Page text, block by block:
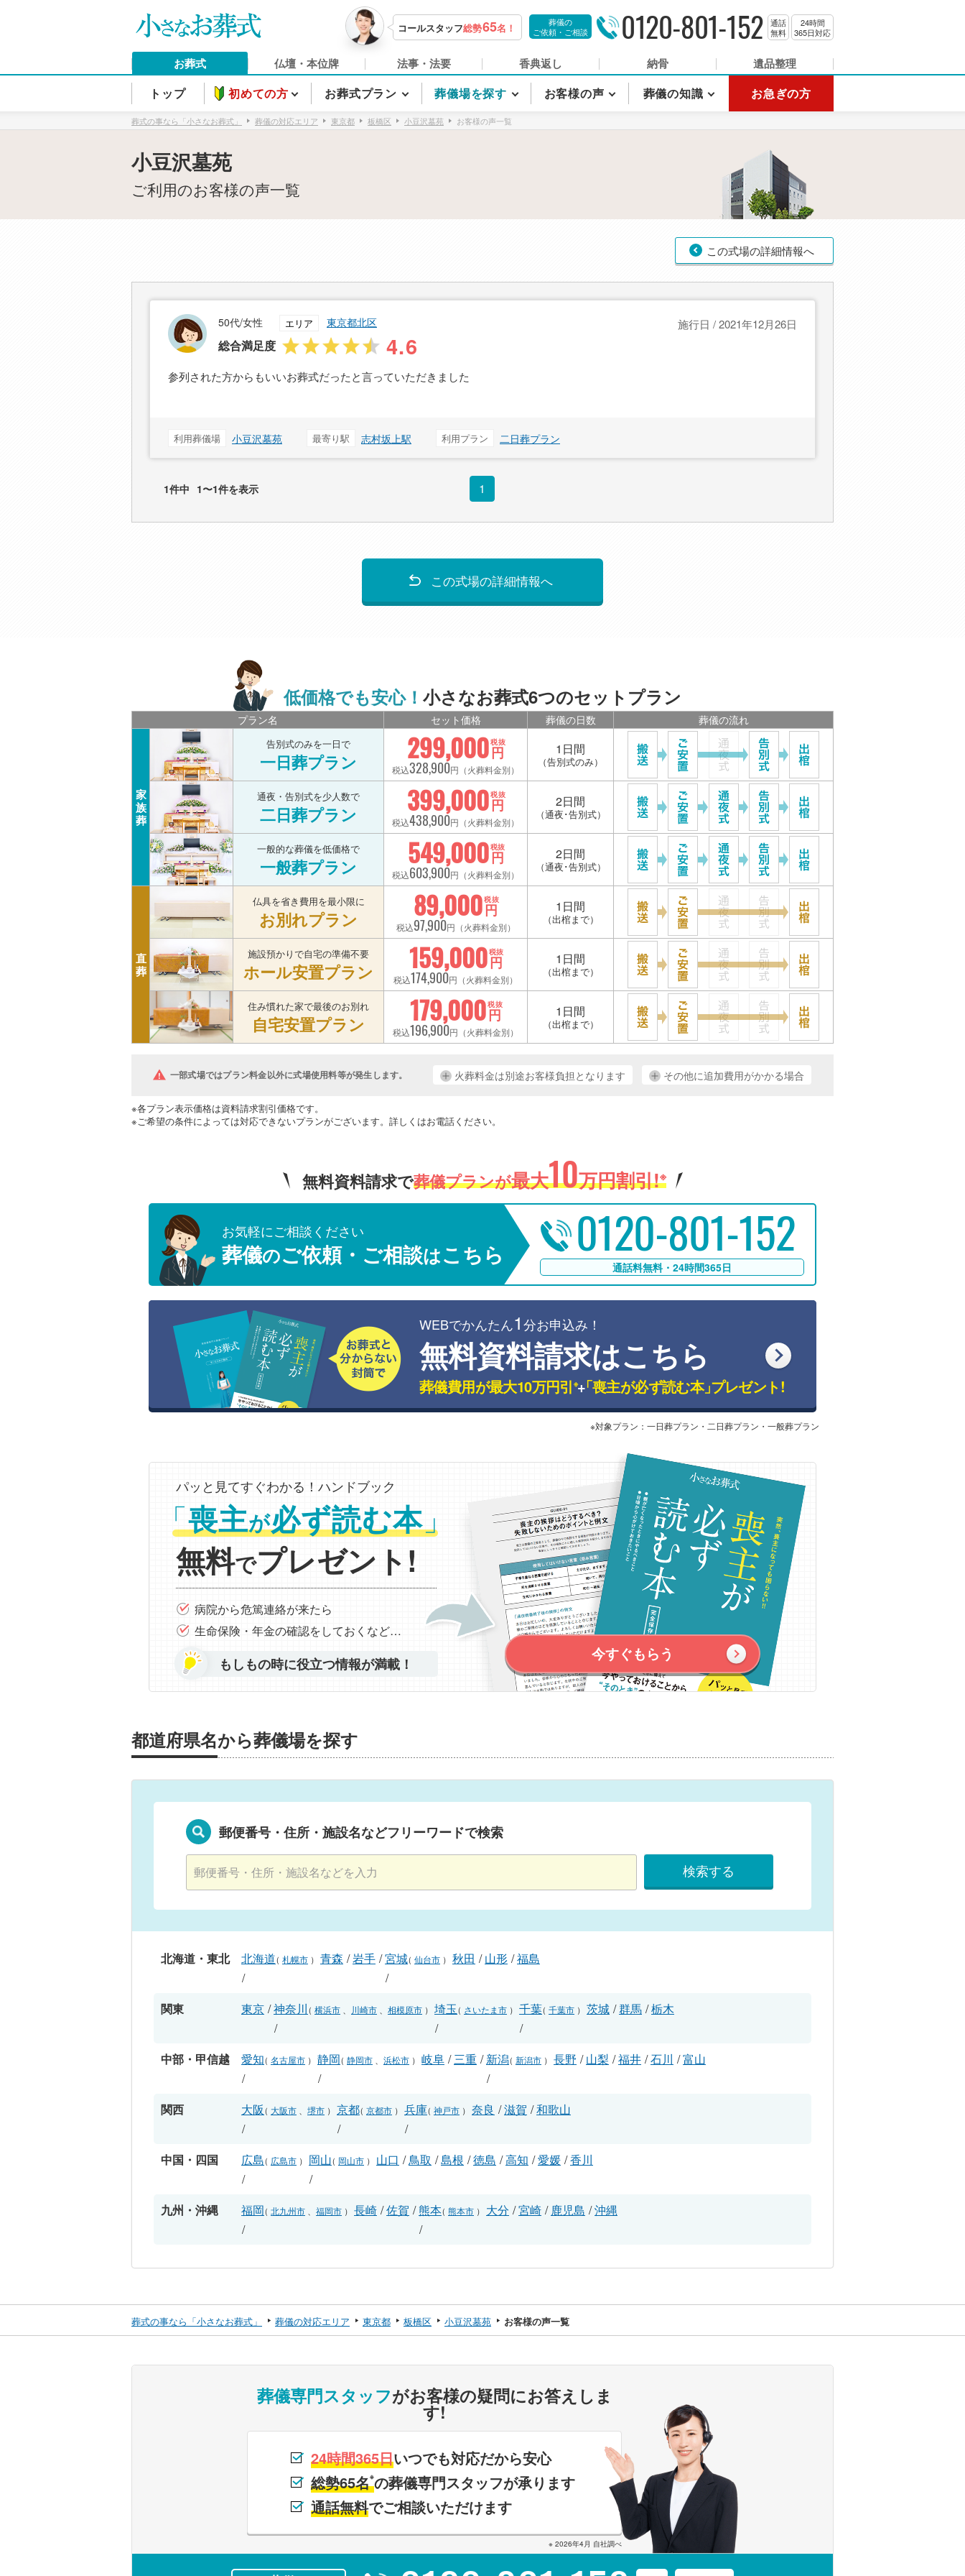
コールスタッフ総勢65名！
葬儀の
ご依頼・ご相談
0120-801-152
通話
無料
24時間
365日対応
お葬式 仏壇・本位牌 法事・法要 香典返し 納骨 遺品整理
トップ 初めての方 お葬式プラン 葬儀場を探す お客様の声 葬儀の知識 お急ぎの方
葬式の事なら「小さなお葬式」 葬儀の対応エリア 東京都 板橋区 小豆沢墓苑 お客様の声一覧
小豆沢墓苑
ご利用のお客様の声一覧
この式場の詳細情報へ
50代/女性 エリア 東京都北区
総合満足度 4.6
施行日 / 2021年12月26日
参列された方からもいいお葬式だったと言っていただきました
利用葬儀場 小豆沢墓苑 最寄り駅 志村坂上駅 利用プラン 二日葬プラン
1
1件中 1〜1件を表示
この式場の詳細情報へ
低価格でも安心！ 小さなお葬式6つのセットプラン
プラン名 セット価格 葬儀の日数 葬儀の流れ
家
族
葬
告別式のみを一日で
一日葬プラン 299,000円
税抜
税込328,900円（火葬料金別）
1日間
（告別式のみ）
通夜・告別式を少人数で
二日葬プラン 399,000円
税抜
税込438,900円（火葬料金別）
2日間
（通夜･告別式）
一般的な葬儀を低価格で
一般葬プラン 549,000円
税抜
税込603,900円（火葬料金別）
2日間
（通夜･告別式）
直
葬
仏具を省き費用を最小限に
お別れプラン 89,000円
税抜
税込97,900円（火葬料金別）
1日間
（出棺まで）
施設預かりで自宅の準備不要
ホール安置プラン 159,000円
税抜
税込174,900円（火葬料金別）
1日間
（出棺まで）
住み慣れた家で最後のお別れ
自宅安置プラン 179,000円
税抜
税込196,900円（火葬料金別）
1日間
（出棺まで）
一部式場ではプラン料金以外に式場使用料等が発生します。 火葬料金は別途お客様負担となります その他に追加費用がかかる場合
※各プラン表示価格は資料請求割引価格です。
※ご希望の条件によっては対応できないプランがございます。詳しくはお電話ください。
無料資料請求で葬儀プランが最大10万円割引!※
お気軽にご相談ください
葬儀のご依頼・ご相談はこちら 0120-801-152
通話料無料・24時間365日
WEBでかんたん1分お申込み！
無料資料請求はこちら
葬儀費用が最大10万円引 ※+
「喪主が必ず読む本」プレゼント!
※対象プラン：一日葬プラン・二日葬プラン・一般葬プラン
パッと見てすぐわかる！ハンドブック
「喪主が必ず読む本 」
無料でプレゼント!
病院から危篤連絡が来たら
生命保険・年金の確認をしておくなど…
もしもの時に役立つ情報が満載！
今すぐもらう
都道府県名から葬儀場を探す
郵便番号・住所・施設名などフリーワードで検索
検索する
北海道・東北 北海道（ 札幌市 ）
/
青森 /岩手 /宮城（ 仙台市 ）
/
秋田 /山形 /福島
関東 東京 /神奈川（ 横浜市 川崎市 相模原市 ）
/
埼玉（ さいたま市 ）
/
千葉（ 千葉市 ）
/
茨城 /群馬 /栃木
中部・甲信越 愛知（ 名古屋市 ）
/
静岡（ 静岡市 浜松市 ）
/
岐阜 /三重 /新潟（ 新潟市 ）
/
長野 /山梨 /福井 /石川 /富山
関西 大阪（ 大阪市 堺市 ）
/
京都（ 京都市 ）
/
兵庫（ 神戸市 ）
/
奈良 /滋賀 /和歌山
中国・四国 広島（ 広島市 ）
/
岡山（ 岡山市 ）
/
山口 /鳥取 /島根 /徳島 /高知 /愛媛 /香川
九州・沖縄 福岡（ 北九州市 福岡市 ）
/
長崎 /佐賀 /熊本（ 熊本市 ）
/
大分 /宮崎 / 鹿児島 /沖縄
葬式の事なら「小さなお葬式」 葬儀の対応エリア 東京都 板橋区 小豆沢墓苑 お客様の声一覧
葬儀専門スタッフがお客様の疑問にお答えしま
す!
24時間365日いつでも対応だから安心
総勢65名※の葬儀専門スタッフが承ります
通話無料でご相談いただけます
※ 2026年4月 自社調べ